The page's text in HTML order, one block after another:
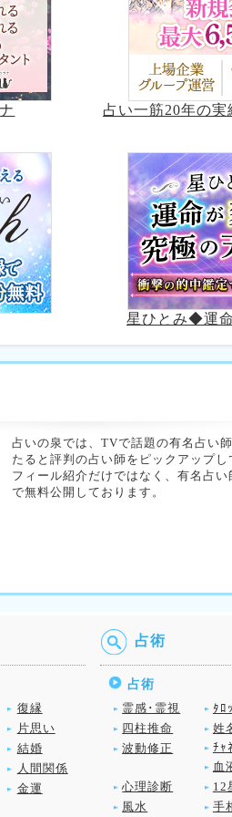
占い一筋20年の
星ひとみ◆運
占いの泉では、TVで話題の有名占い
たると評判の占い師をピックアップ
フィール紹介だけではなく、有名占
で無料公開しております。
復縁
片思い
結婚
人間関係
金運
占術
占術
霊感･霊視
ﾀﾛ
四柱推命
姓
波動修正
ﾁｬ
血
心理診断
12
風水
手